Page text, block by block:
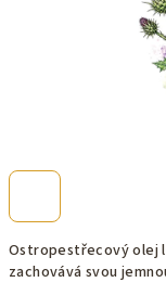
Ostropestřecový olej
zachovává svou